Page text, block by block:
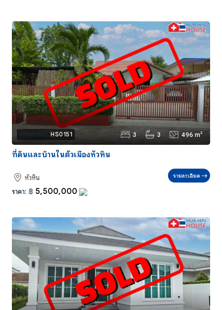
รหัสอ้างอิง: HS0151 3 3 496 m²
ที่ดินและบ้านในตัวเมืองหัวหิน
หัวหิน
ราคา: ฿ 5,500,000
รายละเอียด